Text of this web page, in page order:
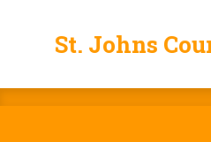
St. Johns